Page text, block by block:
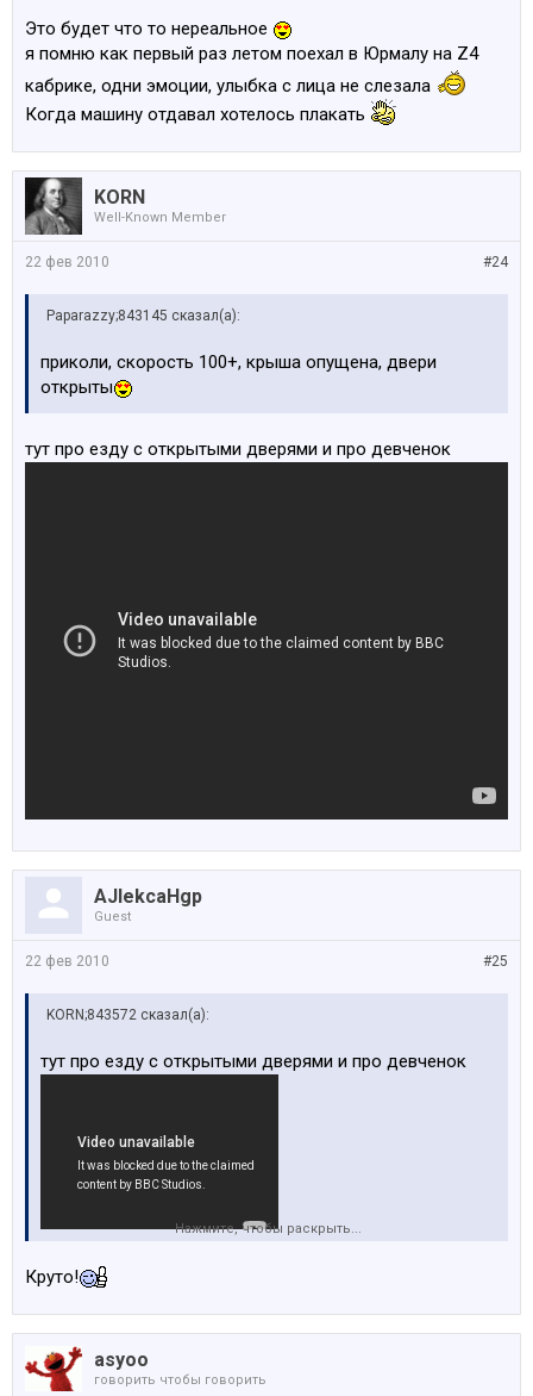
Это будет что то нереальное
я помню как первый раз летом поехал в Юрмалу на Z4
кабрике, одни эмоции, улыбка с лица не слезала
Когда машину отдавал хотелось плакать
KORN
Well-Known Member
#24
22 фев 2010
Paparazzy;843145 сказал(а):
приколи, скорость 100+, крыша опущена, двери
открыты
тут про езду с открытыми дверями и про девченок
AJlekcaHgp
Guest
#25
22 фев 2010
KORN;843572 сказал(а):
тут про езду с открытыми дверями и про девченок
Нажмите, чтобы раскрыть...
Круто!
asyoo
говорить чтобы говорить